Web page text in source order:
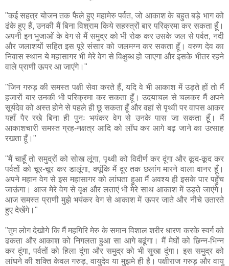
"कई सहत्र योजन तक फैले हुए महामेरु पर्वत, जो आकाश के बहुत बड़े भाग को
ढंके हुए हैं, उनकी मैं बिना विश्राम किये सहस्त्रों बार परिक्रमा कर सकता हूँ।
अपनी इन भुजाओं के वेग से मैं समुद्र को भी रोक कर उसके जल से पर्वत, नदी
और जलाशयों सहित इस पूरे संसार को जलमग्न कर सकता हूँ। वरुण देव का
निवास स्थान ये महासागर भी मेरे वेग से विक्षुब्ध हो जाएगा और इसके भीतर रहने
वाले प्राणी ऊपर आ जाएंगे।"
"जिन गरुड़ की समस्त पक्षी सेवा करते हैं, यदि वे भी आकाश में उड़ते हों तो मैं
हजारों बार उनकी भी परिक्रमा कर सकता हूँ। उदयाचल से चलकर मैं अपने
सूर्यदेव को अस्त होने से पहले ही छू सकता हूँ और वहां से पृथ्वी पर वापस आकर
यहाँ पैर रखे बिना ही पुनः भयंकर वेग से उनके पास जा सकता हूँ। मैं
आकाशचारी समस्त ग्रह-नक्षत्र आदि को लाँघ कर आगे बढ़ जाने का उत्साह
रखता हूँ।"
"मैं चाहूँ तो समुद्रों को सोख लूंगा, पृथ्वी को विदीर्ण कर दूंगा और कूद-कूद कर
पर्वतों को चूर-चूर कर डालूंगा, क्यूंकि मैं दूर तक छलांग मारने वाला वानर हूँ।
अपने महान वेग से इस महासागर को लांघता हुआ मैं अवश्य ही इसके पार पहुँच
जाऊंगा। आज मेरे वेग से वृक्ष और लताएं भी मेरे साथ आकाश में उड़ते जाएंगे।
आज समस्त प्राणी मुझे भयंकर वेग से आकाश में ऊपर जाते और नीचे उतारते
हुए देखेंगे।"
"तुम लोग देखोगे कि मैं महगिरि मेरु के समान विशाल शरीर धारण करके स्वर्ग को
ढकता और आकाश को निगलता हुआ सा आगे बढूंगा। मैं मेघों को छिन्न-भिन्न
कर दूंगा, पर्वतों को हिला दूंगा और समुद्र को भी सुखा दूंगा। इस समुद्र को
लांघने की शक्ति केवल गरुड़, वायुदेव या मुझमे ही है। पक्षीराज गरुड़ और वायु